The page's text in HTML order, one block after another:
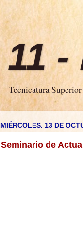
11
Tecnicatura
MIÉRCOLES, 13 DE
Seminario de